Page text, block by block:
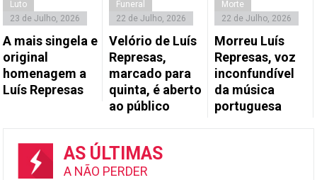
Luto
23 de Julho, 2026
A mais singela e
original
homenagem a
Luís Represas
Funeral
22 de Julho, 2026
Velório de Luís
Represas,
marcado para
quinta, é aberto
ao público
Morte
22 de Julho, 2026
Morreu Luís
Represas, voz
inconfundível
da música
portuguesa
AS ÚLTIMAS
A NÃO PERDER